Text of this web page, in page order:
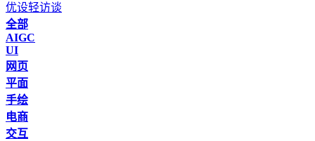
优设轻访谈
全部
AIGC
UI
网页
平面
手绘
电商
交互